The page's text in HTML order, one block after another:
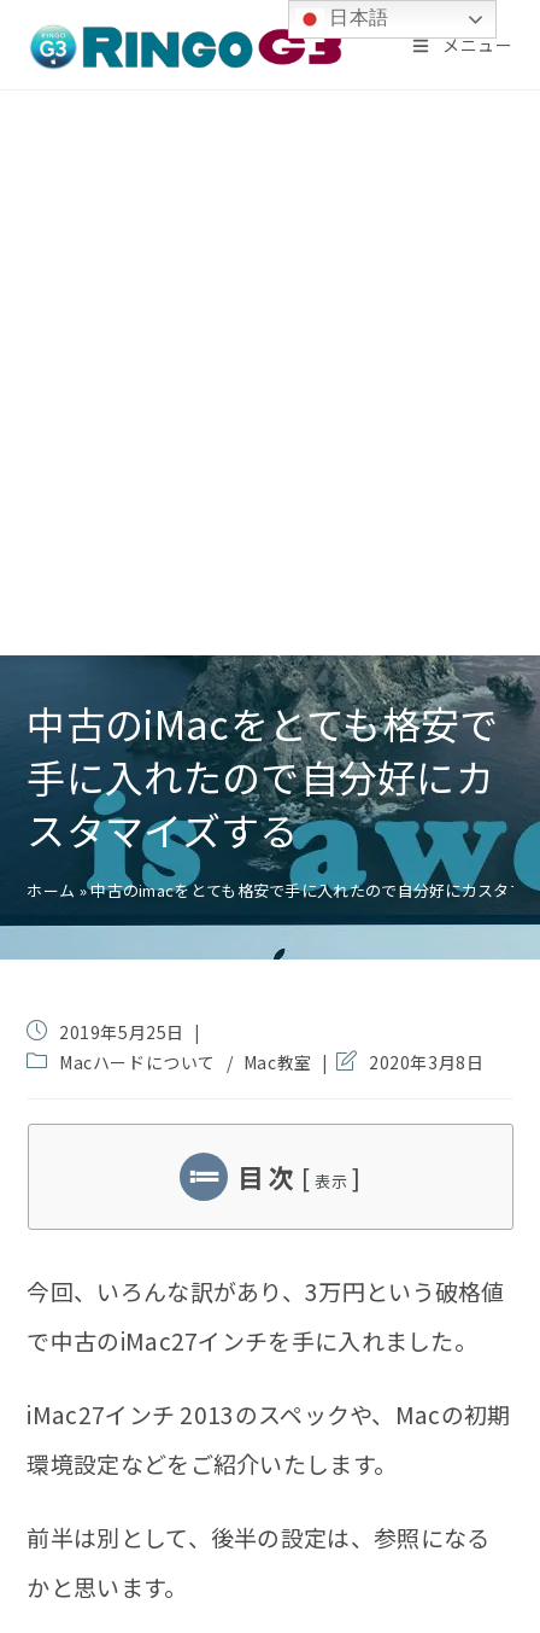
メニュー
中古のiMacをとても格安で
手に入れたので自分好にカ
スタマイズする
ホーム »中古のimacをとても格安で手に入れたので自分好にカスタマ
投
稿
公
日:
2019年5月25日
投
テ
Macハードについて / Mac教室
投
最
変
更
2020年3月8日
目 次 [ 表示 ]
今回、いろんな訳があり、3万円という破格値
で中古のiMac27インチを手に入れました。
iMac27インチ 2013のスペックや、Macの初期
環境設定などをご紹介いたします。
前半は別として、後半の設定は、参照になる
かと思います。
日本語